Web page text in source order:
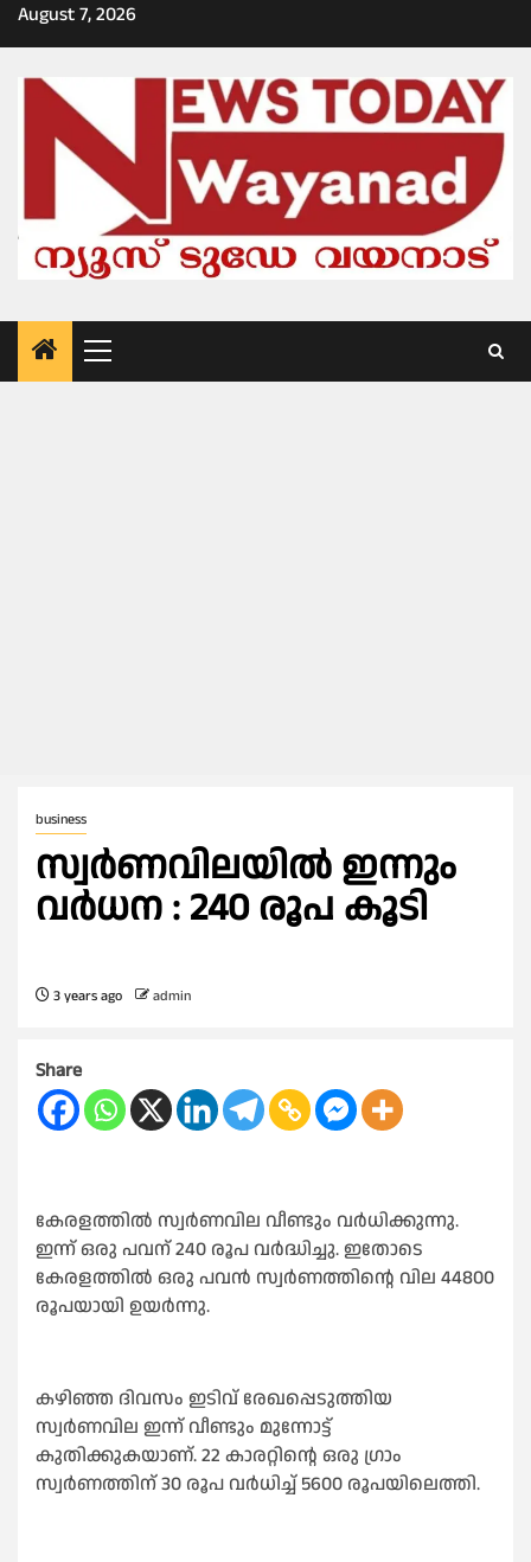
Skip
to
August 7, 2026
Primary
Menu
business
സ്വർണവിലയിൽ ഇന്നും
വർധന : 240 രൂപ കൂടി
3 years ago admin
Share
കേരളത്തിൽ സ്വർണവില വീണ്ടും വർധിക്കുന്നു.
ഇന്ന് ഒരു പവന് 240 രൂപ വർദ്ധിച്ചു. ഇതോടെ
കേരളത്തിൽ ഒരു പവൻ സ്വർണത്തിന്റെ വില 44800
രൂപയായി ഉയർന്നു.
കഴിഞ്ഞ ദിവസം ഇടിവ് രേഖപ്പെടുത്തിയ
സ്വർണവില ഇന്ന് വീണ്ടും മുന്നോട്ട്
കുതിക്കുകയാണ്. 22 കാരറ്റിന്റെ ഒരു ഗ്രാം
സ്വർണത്തിന് 30 രൂപ വർധിച്ച് 5600 രൂപയിലെത്തി.